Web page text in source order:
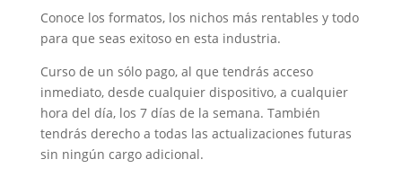
Conoce los formatos, los nichos más rentables y todo
para que seas exitoso en esta industria.
Curso de un sólo pago, al que tendrás acceso
inmediato, desde cualquier dispositivo, a cualquier
hora del día, los 7 días de la semana. También
tendrás derecho a todas las actualizaciones futuras
sin ningún cargo adicional.